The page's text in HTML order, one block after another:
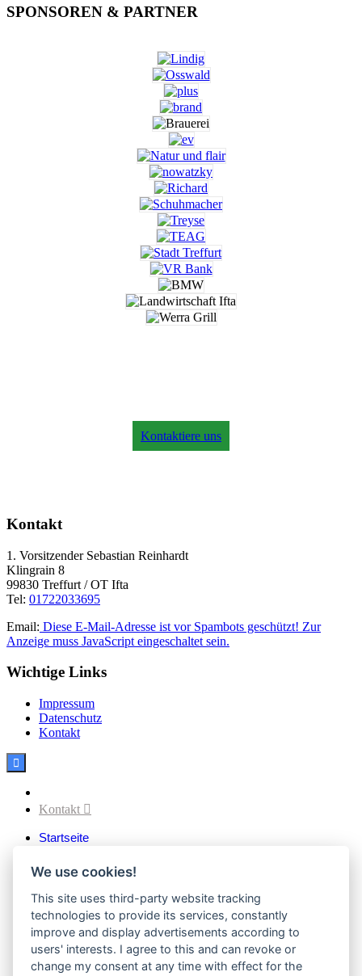
SPONSOREN & PARTNER
Kontaktiere uns
Kontakt
1. Vorsitzender Sebastian Reinhardt
Klingrain 8
99830 Treffurt / OT Ifta
Tel: 01722033695
Email: Diese E-Mail-Adresse ist vor Spambots geschützt! Zur
Anzeige muss JavaScript eingeschaltet sein.
Wichtige Links
Impressum
Datenschutz
Kontakt

Kontakt 
Startseite
Verein
Vereinsvorstand
Vereinssatzung
Vereinsgeschichte
Downloads
Sektionen
Fußball
1. Mannschaften
We use cookies!
This site uses third-party website tracking
technologies to provide its services, constantly
improve and display advertisements according to
users' interests. I agree to this and can revoke or
change my consent at any time with effect for the